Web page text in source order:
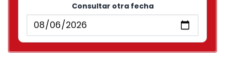
Consultar otra fecha